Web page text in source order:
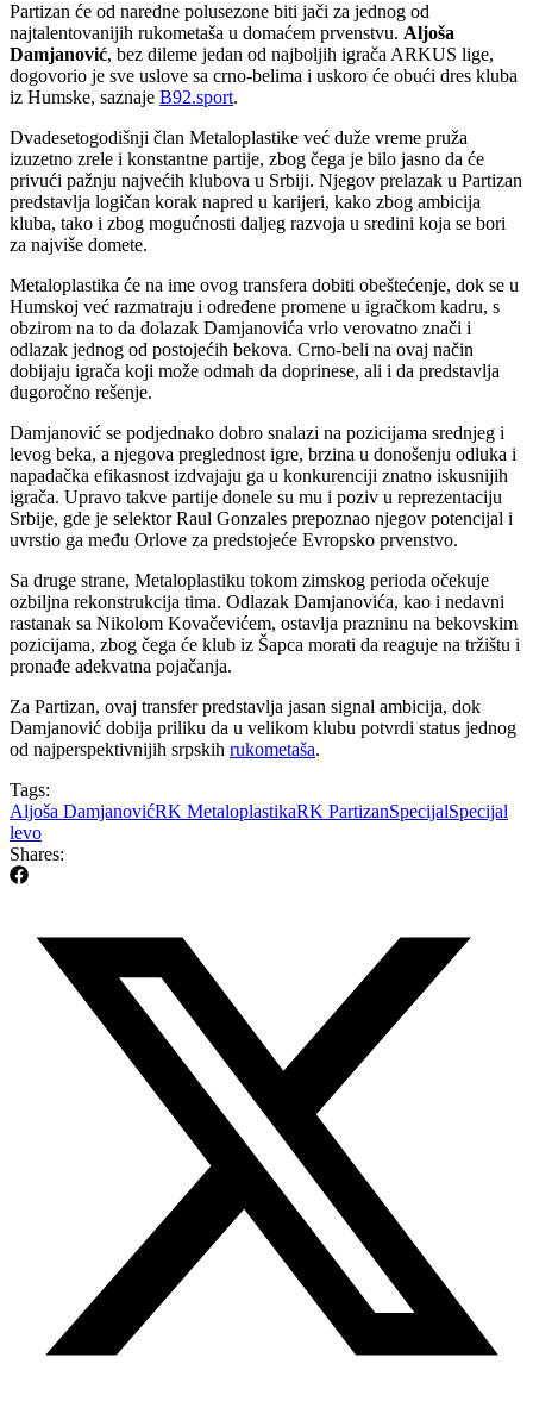
Partizan će od naredne polusezone biti jači za jednog od
najtalentovanijih rukometaša u domaćem prvenstvu. Aljoša
Damjanović, bez dileme jedan od najboljih igrača ARKUS lige,
dogovorio je sve uslove sa crno-belima i uskoro će obući dres kluba
iz Humske, saznaje B92.sport.
Dvadesetogodišnji član Metaloplastike već duže vreme pruža
izuzetno zrele i konstantne partije, zbog čega je bilo jasno da će
privući pažnju najvećih klubova u Srbiji. Njegov prelazak u Partizan
predstavlja logičan korak napred u karijeri, kako zbog ambicija
kluba, tako i zbog mogućnosti daljeg razvoja u sredini koja se bori
za najviše domete.
Metaloplastika će na ime ovog transfera dobiti obeštećenje, dok se u
Humskoj već razmatraju i određene promene u igračkom kadru, s
obzirom na to da dolazak Damjanovića vrlo verovatno znači i
odlazak jednog od postojećih bekova. Crno-beli na ovaj način
dobijaju igrača koji može odmah da doprinese, ali i da predstavlja
dugoročno rešenje.
Damjanović se podjednako dobro snalazi na pozicijama srednjeg i
levog beka, a njegova preglednost igre, brzina u donošenju odluka i
napadačka efikasnost izdvajaju ga u konkurenciji znatno iskusnijih
igrača. Upravo takve partije donele su mu i poziv u reprezentaciju
Srbije, gde je selektor Raul Gonzales prepoznao njegov potencijal i
uvrstio ga među Orlove za predstojeće Evropsko prvenstvo.
Sa druge strane, Metaloplastiku tokom zimskog perioda očekuje
ozbiljna rekonstrukcija tima. Odlazak Damjanovića, kao i nedavni
rastanak sa Nikolom Kovačevićem, ostavlja prazninu na bekovskim
pozicijama, zbog čega će klub iz Šapca morati da reaguje na tržištu i
pronađe adekvatna pojačanja.
Za Partizan, ovaj transfer predstavlja jasan signal ambicija, dok
Damjanović dobija priliku da u velikom klubu potvrdi status jednog
od najperspektivnijih srpskih rukometaša.
Tags:
Aljoša DamjanovićRK MetaloplastikaRK PartizanSpecijalSpecijal
levo
Shares: